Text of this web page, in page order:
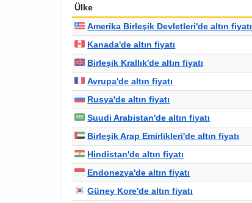
Ülke
Amerika Birleşik Devletleri'de altın fiyatı
Kanada'de altın fiyatı
Birleşik Krallık'de altın fiyatı
Avrupa'de altın fiyatı
Rusya'de altın fiyatı
Suudi Arabistan'de altın fiyatı
Birleşik Arap Emirlikleri'de altın fiyatı
Hindistan'de altın fiyatı
Endonezya'de altın fiyatı
Güney Kore'de altın fiyatı